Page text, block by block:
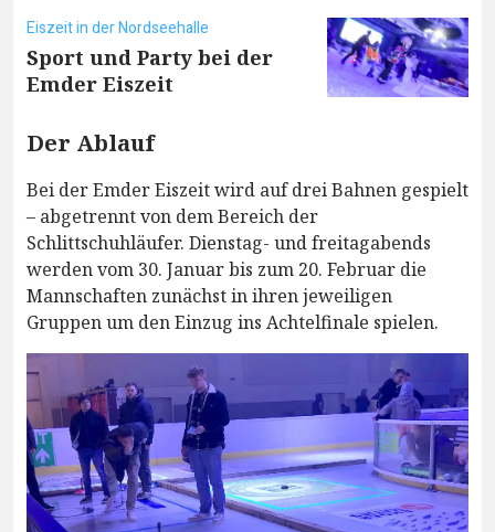
Eiszeit in der Nordseehalle
Sport und Party bei der
Emder Eiszeit
Der Ablauf
Bei der Emder Eiszeit wird auf drei Bahnen gespielt
– abgetrennt von dem Bereich der
Schlittschuhläufer. Dienstag- und freitagabends
werden vom 30. Januar bis zum 20. Februar die
Mannschaften zunächst in ihren jeweiligen
Gruppen um den Einzug ins Achtelfinale spielen.